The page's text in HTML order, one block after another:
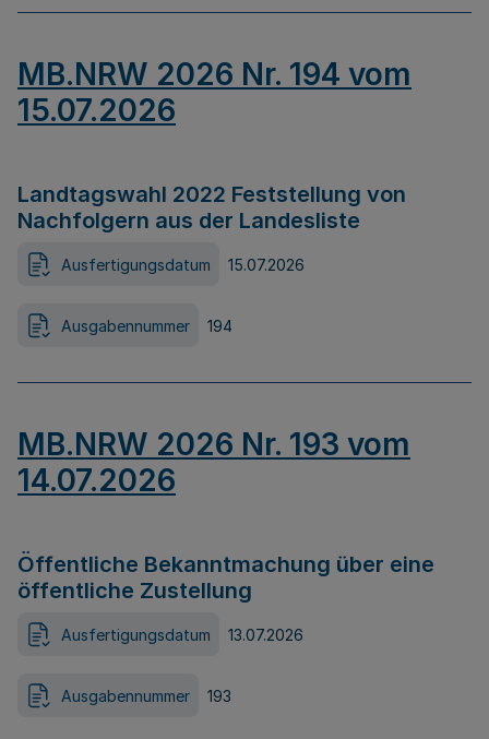
MB.NRW 2026 Nr. 194 vom
15.07.2026
Landtagswahl 2022 Feststellung von
Nachfolgern aus der Landesliste
Ausfertigungsdatum 15.07.2026
Ausgabennummer 194
MB.NRW 2026 Nr. 193 vom
14.07.2026
Öffentliche Bekanntmachung über eine
öffentliche Zustellung
Ausfertigungsdatum 13.07.2026
Ausgabennummer 193